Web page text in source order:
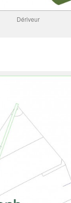
Dériveur